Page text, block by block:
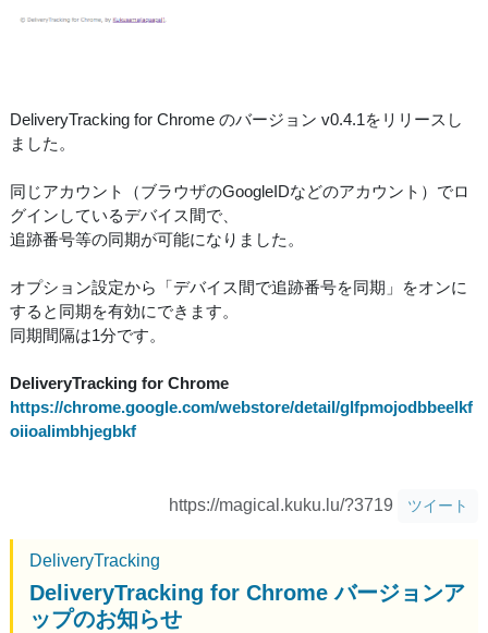
DeliveryTracking for Chrome のバージョン v0.4.1をリリースし
ました。
同じアカウント（ブラウザのGoogleIDなどのアカウント）でロ
グインしているデバイス間で、
追跡番号等の同期が可能になりました。
オプション設定から「デバイス間で追跡番号を同期」をオンに
すると同期を有効にできます。
同期間隔は1分です。
DeliveryTracking for Chrome
https://chrome.google.com/webstore/detail/glfpmojodbbeelkf
oiioalimbhjegbkf
https://magical.kuku.lu/?3719 ツイート
DeliveryTracking
DeliveryTracking for Chrome バージョンア
ップのお知らせ